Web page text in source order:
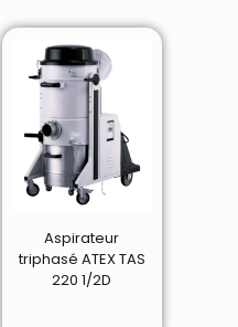
Aspirateur
triphasé ATEX TAS
220 1/2D